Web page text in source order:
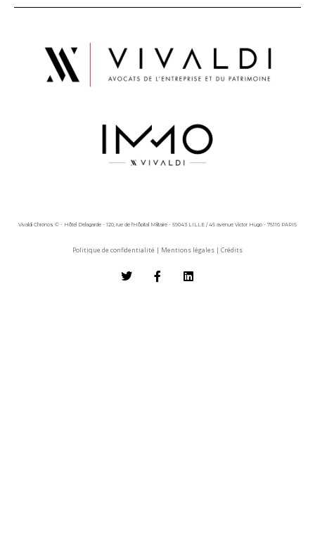
Vivaldi Chronos © - Hôtel Delagarde - 120, rue de l'Hôpital Militaire - 59043 LILLE / 45 avenue Victor Hugo - 75116 PARIS
Politique de confidentialité | Mentions légales | Crédits